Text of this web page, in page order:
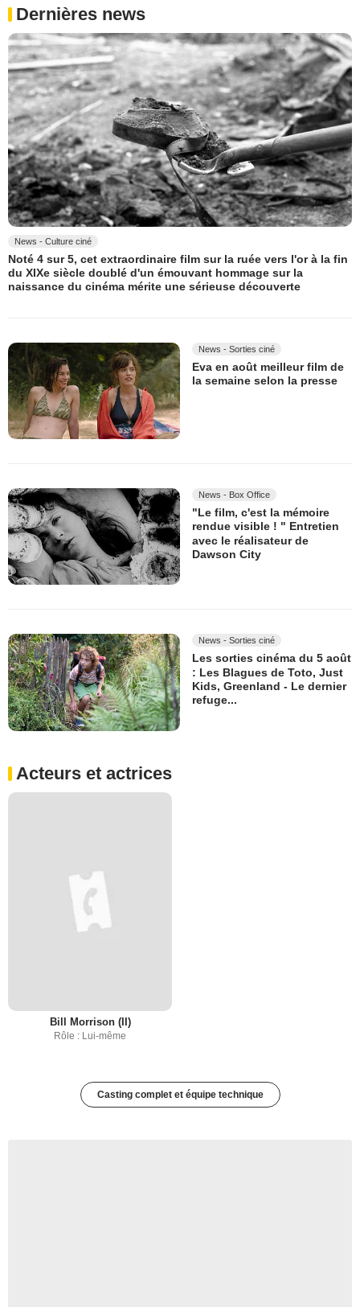
Dernières news
News - Culture ciné
Noté 4 sur 5, cet extraordinaire film sur la ruée vers l'or à la fin
du XIXe siècle doublé d'un émouvant hommage sur la
naissance du cinéma mérite une sérieuse découverte
News - Sorties ciné
Eva en août meilleur film de
la semaine selon la presse
News - Box Office
"Le film, c'est la mémoire
rendue visible ! " Entretien
avec le réalisateur de
Dawson City
News - Sorties ciné
Les sorties cinéma du 5 août
: Les Blagues de Toto, Just
Kids, Greenland - Le dernier
refuge...
Acteurs et actrices
Bill Morrison (II)
Rôle : Lui-même
Casting complet et équipe technique